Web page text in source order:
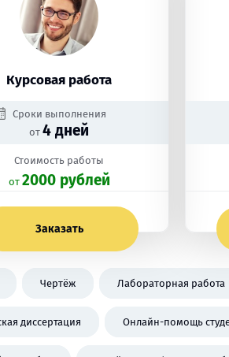
Курсовая работа
Сроки выполнения
от 4 дней
Стоимость работы
oт 2000 рублей
Заказать
Чертёж Лабораторная работа
диссертация Онлайн-помощь